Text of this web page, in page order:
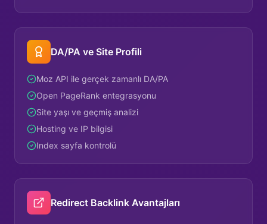
DA/PA ve Site Profili
Moz API ile gerçek zamanlı DA/PA
Open PageRank entegrasyonu
Site yaşı ve geçmiş analizi
Hosting ve IP bilgisi
Index sayfa kontrolü
Redirect Backlink Avantajları